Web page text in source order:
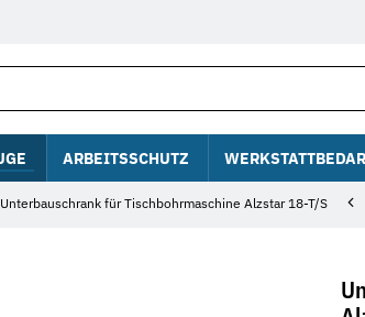
ARBEITSSCHUTZ
Unterbauschrank für Tischbohrmaschine Alzstar 18-T/S